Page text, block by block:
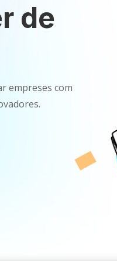
de
empreses com